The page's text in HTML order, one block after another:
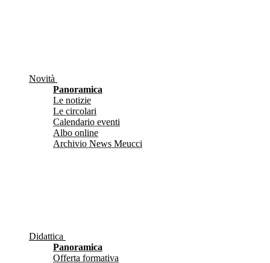
Novità
Panoramica
Le notizie
Le circolari
Calendario eventi
Albo online
Archivio News Meucci
Didattica
Panoramica
Offerta formativa